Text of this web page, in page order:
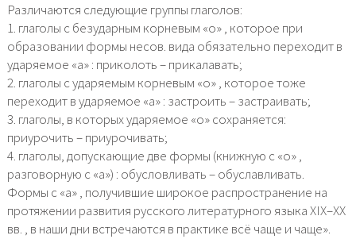
Различаются следующие группы глаголов:
1. глаголы с безударным корневым «о» , которое при
образовании формы несов. вида обязательно переходит в
ударяемое «а» : приколоть – прикалавать;
2. глаголы с ударяемым корневым «о» , которое тоже
переходит в ударяемое «а» : застроить – застраивать;
3. глаголы, в которых ударяемое «о» сохраняется:
приурочить – приурочивать;
4. глаголы, допускающие две формы (книжную с «о» ,
разговорную с «а») : обусловливать – обуславливать.
Формы с «а» , получившие широкое распространение на
протяжении развития русского литературного языка XIX–XX
вв. , в наши дни встречаются в практике всё чаще и чаще».